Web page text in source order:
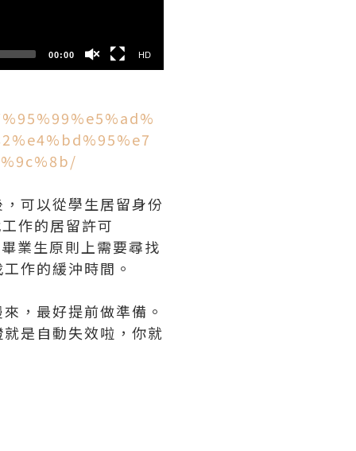
00:00 HD
可以從學生居留身份
作的居留許可
業生原則上需要尋找
作的緩沖時間。
，最好提前做準備。
是自動失效啦，你就